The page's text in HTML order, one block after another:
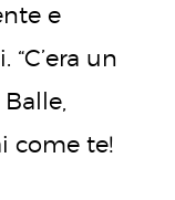
e
un
come te!